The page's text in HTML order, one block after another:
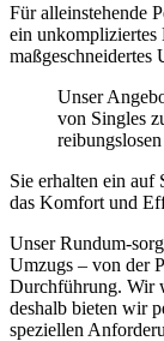
Für alleinstehende
ein unkompliziertes
maßgeschneidertes
Unser
von Singles
Sie erhalten ein auf
das Komfort und
Unser Rundum-
Umzugs – von der
Durchführung. Wir
deshalb bieten wir
speziellen